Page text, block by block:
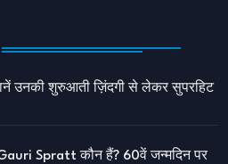
उनकी शुरुआती ज़िंदगी से लेकर सुपरहिट
Spratt कौन हैं? 60वें जन्मदिन पर